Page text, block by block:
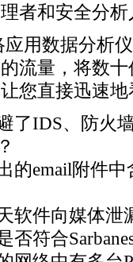
者和安全分
应用数据分析
流量，将数
您直接迅速
了IDS、防火
的email附件
软件向媒体泄
否符合